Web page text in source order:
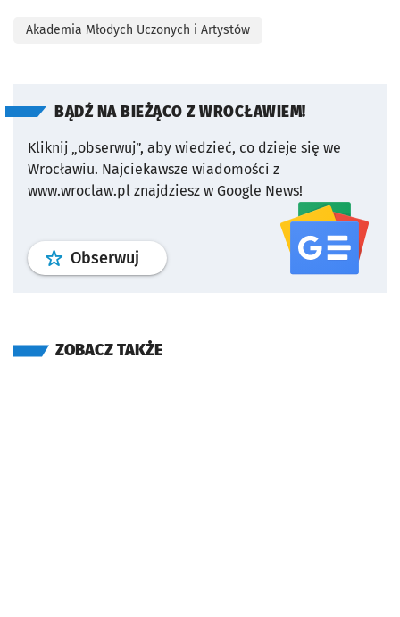
Akademia Młodych Uczonych i Artystów
BĄDŹ NA BIEŻĄCO Z WROCŁAWIEM!
Kliknij „obserwuj”, aby wiedzieć, co dzieje się we
Wrocławiu. Najciekawsze wiadomości z
www.wroclaw.pl znajdziesz w Google News!
Obserwuj profil serwisu
ZOBACZ TAKŻE